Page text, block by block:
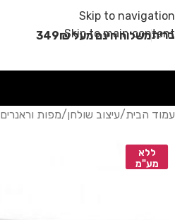
Skip to navigation
Skip to main content
משלוח חינם מעל 349₪
עמוד הבית/עיצוב שולחן/מפות וראנרים
ללא
מע"מ